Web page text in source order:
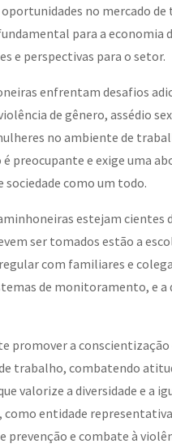
oportunidades no mercado
para a economia
e perspectivas para o setor.
enfrentam desafios
de gênero, assédio
no ambiente de
é preocupante e exige uma
sociedade como um todo.
estejam cientes
ser tomados estão a
com familiares e
de monitoramento, e a
promover a
trabalho, combatendo
valorize a diversidade e a
como entidade
prevenção e combate à